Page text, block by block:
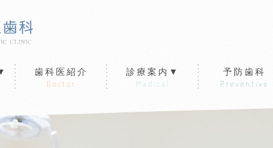
歯科医紹介
Doctor
診療案内▼
Madical
予防歯科
Preventive